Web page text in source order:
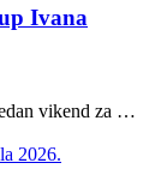
Ivana
vikend za …